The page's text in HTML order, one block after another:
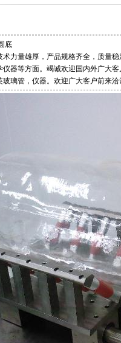
底
术力量雄厚，产品规格齐全，质量
器等方面。竭诚欢迎国内外广大
璃管，仪器。欢迎广大客户前来洽